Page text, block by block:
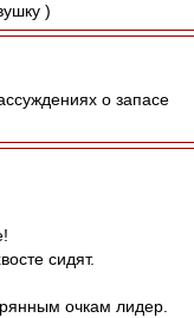
)
о запасе
сидят.
очкам лидер.